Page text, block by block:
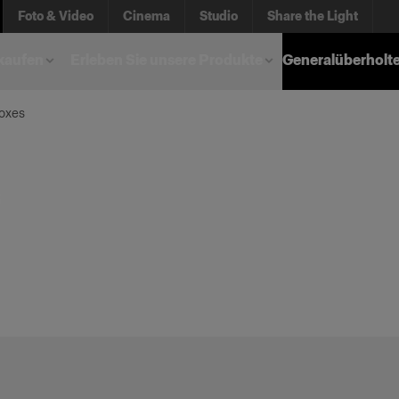
Foto & Video Cinema Studio Share the Light